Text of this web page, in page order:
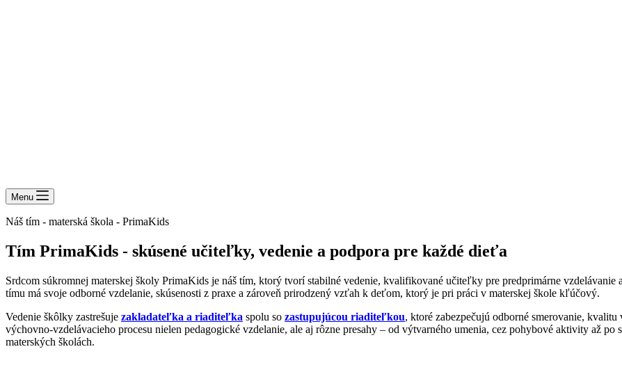
Menu
Náš tím - materská škola - PrimaKids
Tím PrimaKids - skúsené učiteľky, vedenie a podpora pre každé dieťa
Srdcom súkromnej materskej školy PrimaKids je náš tím, ktorý tvorí stabilné vedenie, kvalifikované učiteľky pre predprimárne
tímu má svoje odborné vzdelanie, skúsenosti z praxe a zároveň prirodzený vzťah k deťom, ktorý je pri práci v materskej škole kľúčový.
Vedenie škôlky zastrešuje zakladateľka a riaditeľka spolu so zastupujúcou riaditeľkou, ktoré zabezpečujú odborné smerovanie,
výchovno-vzdelávacieho procesu nielen pedagogické vzdelanie, ale aj rôzne presahy – od výtvarného umenia, cez pohybové aktivity až
materských školách.